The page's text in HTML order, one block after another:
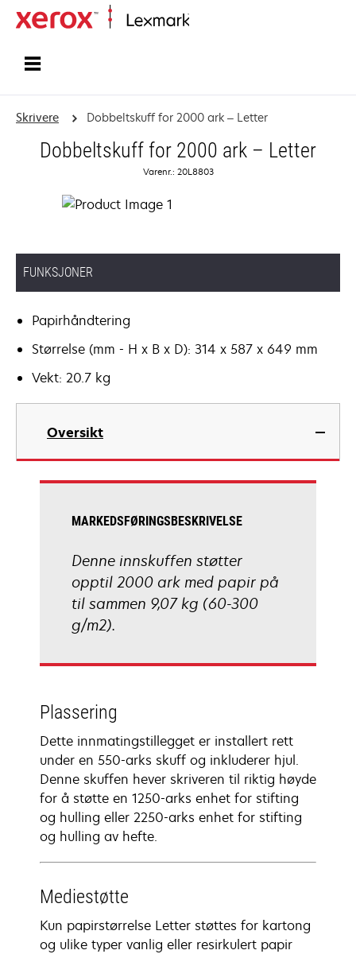
Skrivere Dobbeltskuff for 2000 ark – Letter
Dobbeltskuff for 2000 ark – Letter
Varenr.: 20L8803
FUNKSJONER
Papirhåndtering
Størrelse (mm - H x B x D): 314 x 587 x 649 mm
Vekt: 20.7 kg
Oversikt
MARKEDSFØRINGSBESKRIVELSE
Denne innskuffen støtter
opptil 2000 ark med papir på
til sammen 9,07 kg (60-300
g/m2).
Plassering
Dette innmatingstillegget er installert rett
under en 550-arks skuff og inkluderer hjul.
Denne skuffen hever skriveren til riktig høyde
for å støtte en 1250-arks enhet for stifting
og hulling eller 2250-arks enhet for stifting
og hulling av hefte.
Mediestøtte
Kun papirstørrelse Letter støttes for kartong
og ulike typer vanlig eller resirkulert papir